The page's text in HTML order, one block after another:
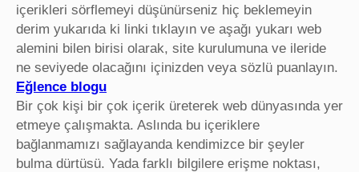
içerikleri sörflemeyi düşünürseniz hiç beklemeyin
derim yukarıda ki linki tıklayın ve aşağı yukarı web
alemini bilen birisi olarak, site kurulumuna ve ileride
ne seviyede olacağını içinizden veya sözlü puanlayın.
Eğlence blogu
Bir çok kişi bir çok içerik üreterek web dünyasında yer
etmeye çalışmakta. Aslında bu içeriklere
bağlanmamızı sağlayanda kendimizce bir şeyler
bulma dürtüsü. Yada farklı bilgilere erişme noktası,